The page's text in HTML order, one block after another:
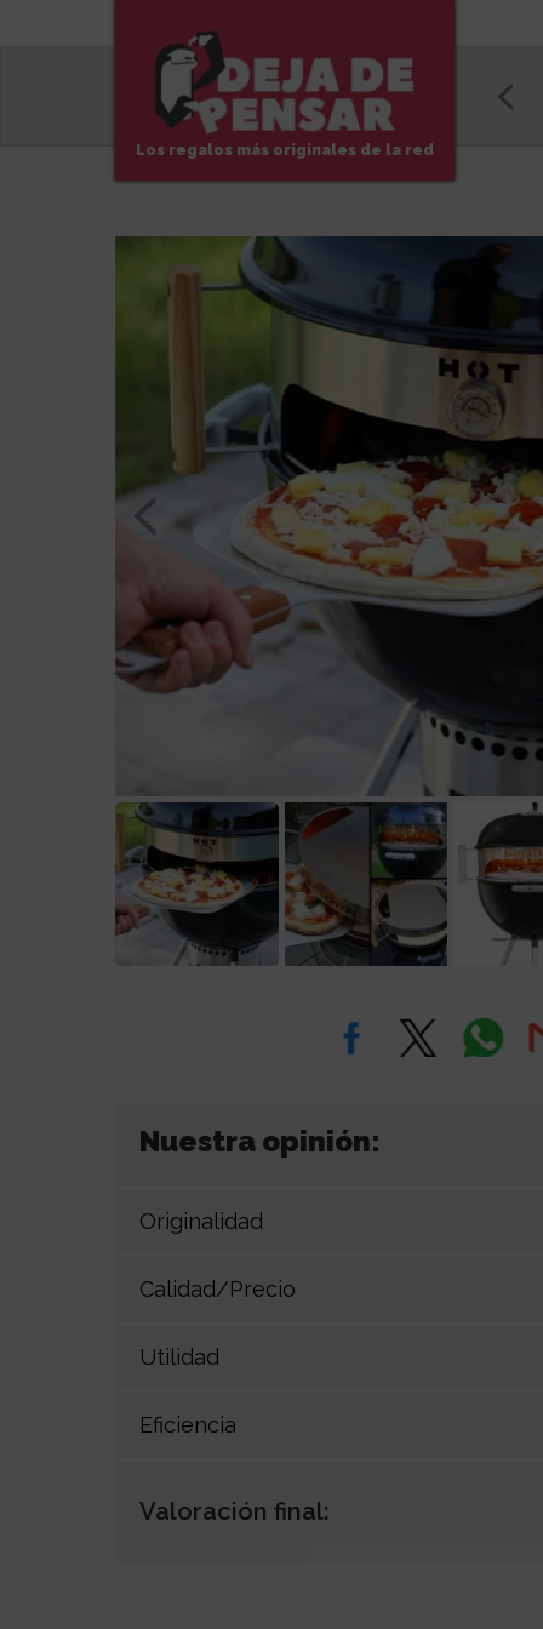
Los regalos más originales de la red
Nuestra opinión:
Originalidad
Calidad/Precio
Utilidad
Eficiencia
Valoración final: